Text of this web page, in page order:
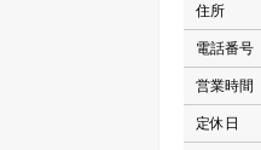
住所
電話番号
営業時間
定休日